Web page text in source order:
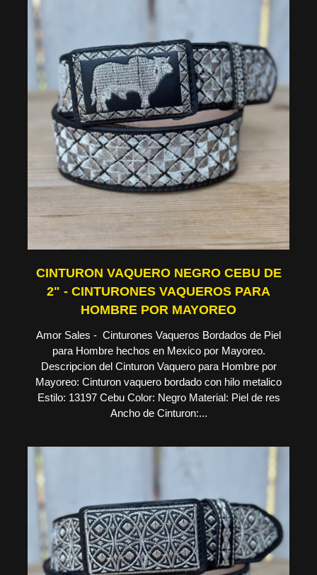
CINTURON VAQUERO NEGRO CEBU DE
2" - CINTURONES VAQUEROS PARA
HOMBRE POR MAYOREO
Amor Sales - Cinturones Vaqueros Bordados de Piel
para Hombre hechos en Mexico por Mayoreo.
Descripcion del Cinturon Vaquero para Hombre por
Mayoreo: Cinturon vaquero bordado con hilo metalico
Estilo: 13197 Cebu Color: Negro Material: Piel de res
Ancho de Cinturon:...